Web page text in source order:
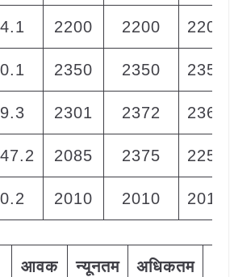
4.1 2200 2200 2200
0.1 2350 2350 2350
9.3 2301 2372 2360
2085 2375 2250
0.2 2010 2010 2010
आवक
न्यूनतम
अधिकतम